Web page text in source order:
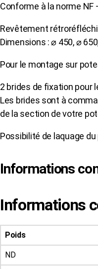
Conforme à la norme NF
Revêtement
Dimensions : ⌀ 450, ⌀
Pour le montage sur
2 brides de fixation pour
Les brides sont à
de la section de votre
Possibilité de laquage
Informations
Informations
Poids
ND